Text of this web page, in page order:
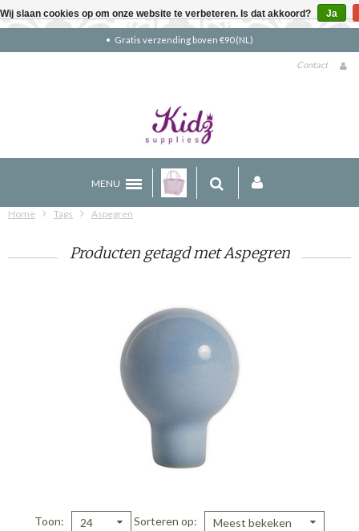
Gratis verzending boven €90 (NL)
Contact
MENU
Home Tags Aspegren
Producten getagd met Aspegren
Toon 24 Sorteren op Meest bekeken
Wij slaan cookies op om onze website te verbeteren. Is dat akkoord? Ja